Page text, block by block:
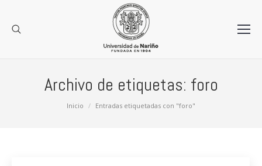
Archivo de etiquetas: foro
Inicio Entradas etiquetadas con "foro"